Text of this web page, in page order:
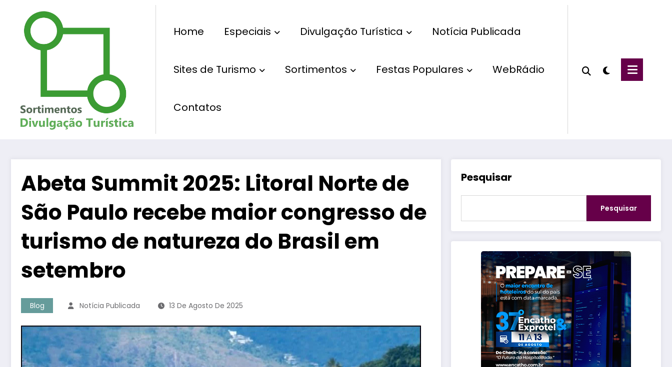
conteúdo
Home Especiais Divulgação Turística Notícia Publicada
Sites de Turismo Sortimentos Festas Populares WebRádio
Contatos
Abeta Summit 2025: Litoral Norte de
São Paulo recebe maior congresso de
turismo de natureza do Brasil em
setembro
Blog Notícia Publicada 13 De Agosto De 2025
Pesquisar
Pesquisar